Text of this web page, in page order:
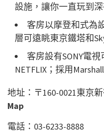
設施，讓你一直玩到
客房以摩登和式為
層可遠眺東京鐵塔和
客房設有SONY電視
NETFLIX；採用
地址：〒160-0021東京
Map
電話：03-6233-8888